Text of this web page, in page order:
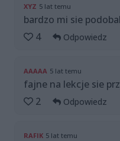
XYZ 5 lat temu
bardzo mi sie
4
Odpowiedz
AAAAA 5 lat temu
fajne na lekcje sie
2
Odpowiedz
RAFIK 5 lat temu